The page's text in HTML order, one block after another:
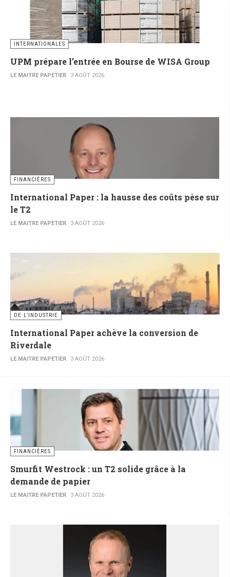
INTERNATIONALES
UPM prépare l’entrée en Bourse de WISA Group
LE MAITRE PAPETIER 3 AOÛT 2026
FINANCIÈRES
International Paper : la hausse des coûts pèse sur
le T2
LE MAITRE PAPETIER 3 AOÛT 2026
DE L’INDUSTRIE
International Paper achève la conversion de
Riverdale
LE MAITRE PAPETIER 3 AOÛT 2026
FINANCIÈRES
Smurfit Westrock : un T2 solide grâce à la
demande de papier
LE MAITRE PAPETIER 3 AOÛT 2026